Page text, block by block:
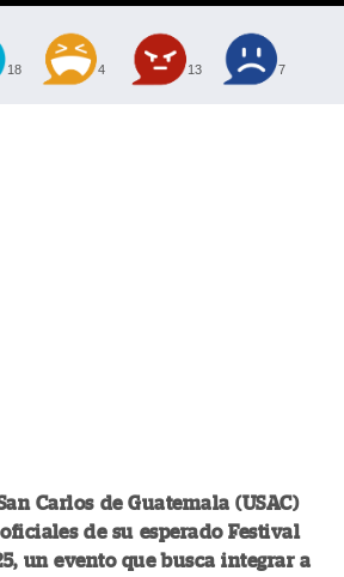
18 4 13 7
Carlos de Guatemala (USAC)
de su esperado Festival
un evento que busca integrar a